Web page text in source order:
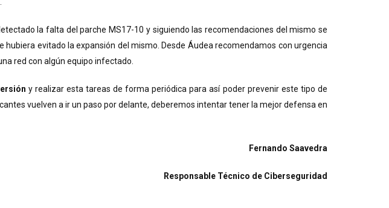
la falta del parche MS17-10 y siguiendo las recomendaciones del mismo se
evitado la expansión del mismo. Desde Áudea recomendamos con urgencia
red con algún equipo infectado.
y realizar esta tareas de forma periódica para así poder prevenir este tipo de
vuelven a ir un paso por delante, deberemos intentar tener la mejor defensa en
Fernando Saavedra
Responsable Técnico de Ciberseguridad